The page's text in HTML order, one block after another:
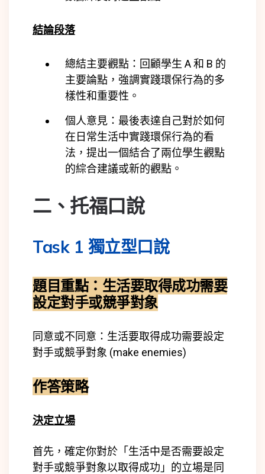
結論段落
總結主要觀點：回顧學生 A 和 B 的
主要論點，強調實踐環保行為的多
樣性和重要性。
個人意見：最後表達自己對於如何
在日常生活中實踐環保行為的看
法，提出一個結合了兩位學生觀點
的綜合建議或新的觀點。
二、托福口說
Task 1 獨立型口說
題目重點：生活要取得成功需要
設定對手或競爭對象
同意或不同意：生活要取得成功需要設定
對手或競爭對象 (make enemies)
作答策略
決定立場
首先，確定你對於「生活中是否需要設定
對手或競爭對象以取得成功」的立場是同